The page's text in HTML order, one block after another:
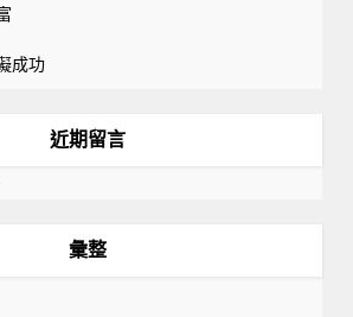
成功
近期留言
彙整